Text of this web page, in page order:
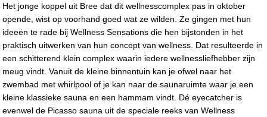
Het jonge koppel uit Bree dat dit wellnesscomplex pas in oktober
opende, wist op voorhand goed wat ze wilden. Ze gingen met hun
ideeën te rade bij Wellness Sensations die hen bijstonden in het
praktisch uitwerken van hun concept van wellness. Dat resulteerde in
een schitterend klein complex waarin iedere wellnessliefhebber zijn
meug vindt. Vanuit de kleine binnentuin kan je ofwel naar het
zwembad met whirlpool of je kan naar de saunaruimte waar je een
kleine klassieke sauna en een hammam vindt. Dé eyecatcher is
evenwel de Picasso sauna uit de speciale reeks van Wellness